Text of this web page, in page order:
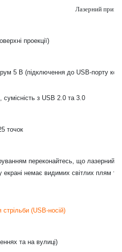
Лазерний
проекції)
5 В (підключення до USB-порту
з USB 2.0 та 3.0
точок
переконайтесь, що лазерний
екрані немає видимих світлих плям
(USB-носій)
та на вулиці)